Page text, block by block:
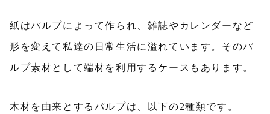
紙はパルプによって作られ、雑誌やカレンダーなど
形を変えて私達の日常生活に溢れています。そのパ
ルプ素材として端材を利用するケースもあります。
木材を由来とするパルプは、以下の2種類です。